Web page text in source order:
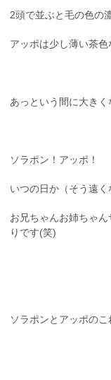
2頭で並ぶと毛の色の
アッポは少し薄い茶色
あっという間に大きく
ソラポン！アッポ！
いつの日か（そう遠く
お兄ちゃんお姉ちゃ
りです(笑)
ソラポンとアッポの